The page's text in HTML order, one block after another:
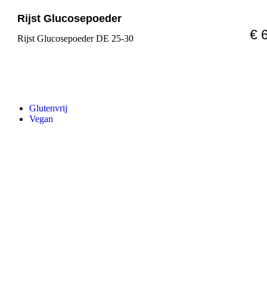
Rijst Glucosepoeder
Rijst Glucosepoeder DE 25-30 €
Glutenvrij
Vegan